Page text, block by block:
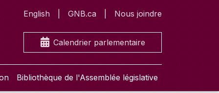
English GNB.ca Nous joindre
Calendrier parlementaire
Bibliothèque de l'Assemblée législative